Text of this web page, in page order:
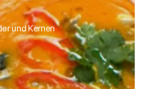
und Kernen